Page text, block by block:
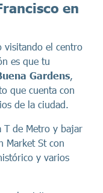
en
visitando el centro
es que tu
Gardens,
que cuenta con
de la ciudad.
T de Metro y bajar
Market St con
y varios